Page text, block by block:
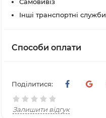
Інші транспортні служби
Способи оплати
Поділитися:
Залишити відгук